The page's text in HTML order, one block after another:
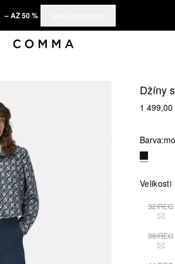
– AŽ 50 %
Džíny
1 499,00
Barva:
Velikosti
32/REG
38/REG